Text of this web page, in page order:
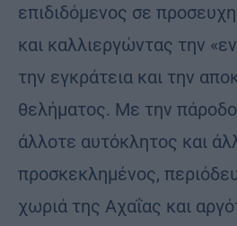
επιδιδόμενος σε
και καλλιεργώντας την
την εγκράτεια και την
θελήματος. Με την
άλλοτε αυτόκλητος και
προσκεκλημένος,
χωριά της Αχαΐας και